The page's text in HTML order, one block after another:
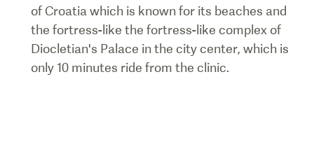
of Croatia which is known for its beaches and
the fortress-like the fortress-like complex of
Diocletian's Palace in the city center, which is
only 10 minutes ride from the clinic.